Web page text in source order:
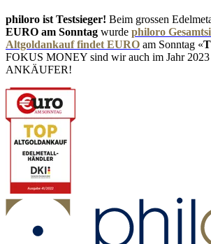
philoro ist Testsieger! Beim grossen
EURO am Sonntag wurde philoro
Altgoldankauf findet EURO am Sonntag «
FOKUS MONEY sind wir auch im Jahr
ANKÄUFER!